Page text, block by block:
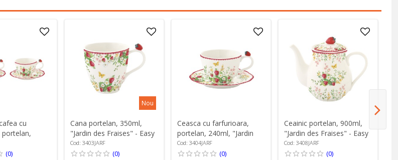
cu
des Fraises"
(0)
Nou
Cana portelan, 350ml,
"Jardin des Fraises" - Easy
Life
Cod: 3403JARF
(0)
Ceasca cu farfurioara,
portelan, 240ml, "Jardin
des Fraises" - Easy Life
Cod: 3404JARF
(0)
Ceainic portelan, 900ml,
"Jardin des Fraises" - Easy
Life
Cod: 3408JARF
(0)